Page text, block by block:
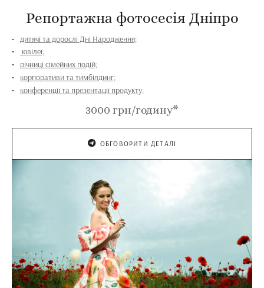
Репортажна фотосесія Дніпро
дитячі та дорослі Дні Народження;
ювілеї;
річниці сімейних подій;
корпоративи та тимбілдинг;
конференції та презентації продукту;
3000 грн/годину*
ОБГОВОРИТИ ДЕТАЛІ